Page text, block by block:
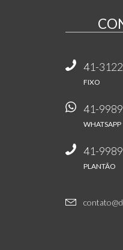
41-
FIXO
41-
WHATSAPP
41-
PLANTÃO